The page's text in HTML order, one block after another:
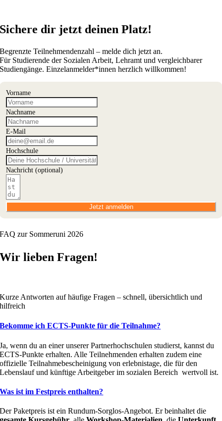
Sichere dir jetzt deinen Platz!
Begrenzte Teilnehmendenzahl – melde dich jetzt an.
Für Studierende der Sozialen Arbeit, Lehramt und vergleichbarer
Studiengänge. Einzelanmelder*innen herzlich willkommen!
Vorname
Nachname
E-Mail
Hochschule
Nachricht (optional)
Jetzt anmelden
FAQ zur Sommeruni 2026
Wir lieben Fragen!
Kurze Antworten auf häufige Fragen – schnell, übersichtlich und
hilfreich
Bekomme ich ECTS-Punkte für die Teilnahme?
Ja, wenn du an einer unserer Partnerhochschulen studierst, kannst du
ECTS-Punkte erhalten. Alle Teilnehmenden erhalten zudem eine
offizielle Teilnahmebescheinigung von erlebnistage, die für den
Lebenslauf und künftige Arbeitgeber im sozialen Bereich wertvoll ist.
Was ist im Festpreis enthalten?
Der Paketpreis ist ein Rundum-Sorglos-Angebot. Er beinhaltet die